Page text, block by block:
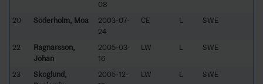
08
20 Söderholm, Moa
2003-07-
24
CE L SWE
22
Ragnarsson,
Johan
2005-03-
16
LW L SWE
23
Skoglund,
2005-12-
LW L SWE